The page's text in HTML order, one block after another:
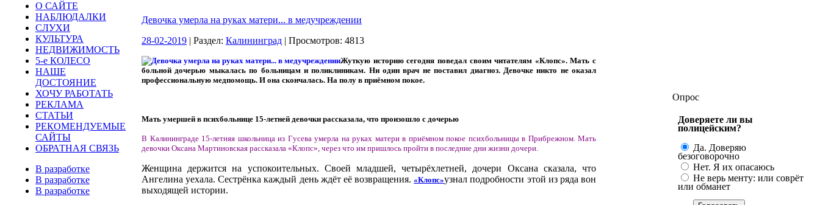
О САЙТЕ
НАБЛЮДАЛКИ
СЛУХИ
КУЛЬТУРА
НЕДВИЖИМОСТЬ
5-е КОЛЕСО
НАШЕ
ДОСТОЯНИЕ
ХОЧУ РАБОТАТЬ
РЕКЛАМА
СТАТЬИ
РЕКОМЕНДУЕМЫЕ
САЙТЫ
ОБРАТНАЯ СВЯЗЬ
В разработке
В разработке
В разработке
Девочка умерла на руках матери... в медучреждении
28-02-2019 | Раздел: Калининград | Просмотров: 4813
Жуткую историю сегодня поведал своим читателям «Клопс». Мать с
больной дочерью мыкалась по больницам и поликлиникам. Ни один врач не поставил диагноз. Девочке никто не оказал
профессиональную медпомощь. И она скончалась. На полу в приёмном покое.
Мать умершей в психбольнице 15-летней девочки рассказала, что произошло с дочерью
В Калининграде 15-летняя школьница из Гусева умерла на руках матери в приёмном покое психбольницы в Прибрежном. Мать
девочки Оксана Мартиновская рассказала «Клопс», через что им пришлось пройти в последние дни жизни дочери.
Женщина держится на успокоительных. Своей младшей, четырёхлетней, дочери Оксана сказала, что
Ангелина уехала. Сестрёнка каждый день ждёт её возвращения.«Клопс»узнал подробности этой из ряда вон
выходящей истории.
Опрос
Доверяете ли вы
полицейским?
Да. Доверяю
безоговорочно
Нет. Я их опасаюсь
Не верь менту: или соврёт
или обманет